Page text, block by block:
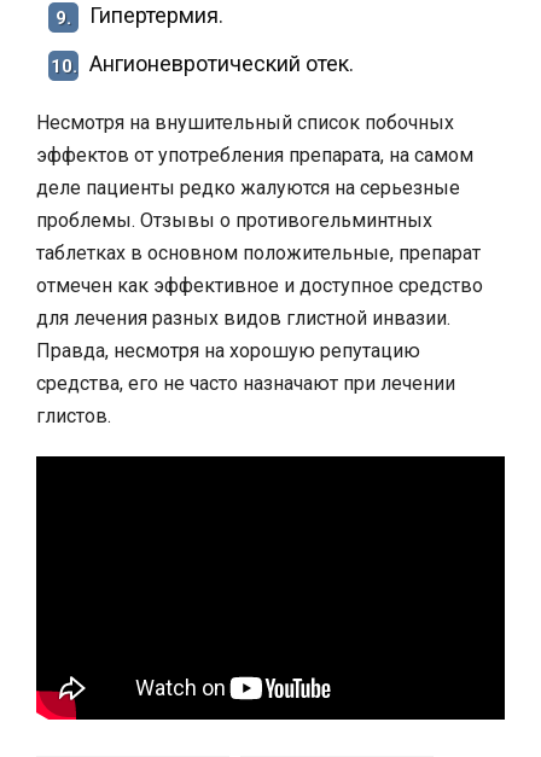
9. Гипертермия.
10. Ангионевротический отек.
Несмотря на внушительный список побочных
эффектов от употребления препарата, на самом
деле пациенты редко жалуются на серьезные
проблемы. Отзывы о противогельминтных
таблетках в основном положительные, препарат
отмечен как эффективное и доступное средство
для лечения разных видов глистной инвазии.
Правда, несмотря на хорошую репутацию
средства, его не часто назначают при лечении
глистов.